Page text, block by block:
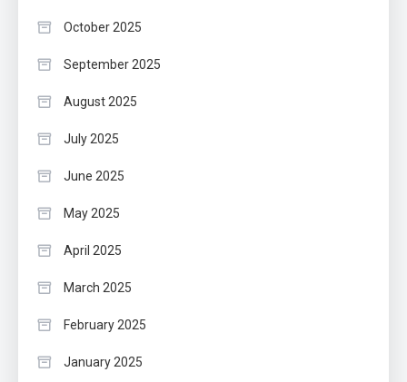
October 2025
September 2025
August 2025
July 2025
June 2025
May 2025
April 2025
March 2025
February 2025
January 2025